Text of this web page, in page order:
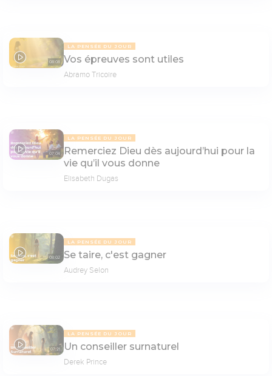
08:08
LA PENSÉE DU JOUR
Vos épreuves sont utiles
Abramo Tricoire
07:04
LA PENSÉE DU JOUR
Remerciez Dieu dès aujourd’hui pour la
vie qu’il vous donne
Elisabeth Dugas
08:02
LA PENSÉE DU JOUR
Se taire, c'est gagner
Audrey Selon
07:21
LA PENSÉE DU JOUR
Un conseiller surnaturel
Derek Prince